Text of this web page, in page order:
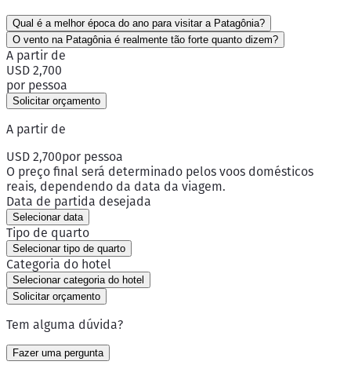
Qual é a melhor época do ano para visitar a Patagônia?
O vento na Patagônia é realmente tão forte quanto dizem?
A partir de
USD 2,700
por pessoa
Solicitar orçamento
A partir de
USD 2,700por pessoa
O preço final será determinado pelos voos domésticos
reais, dependendo da data da viagem.
Data de partida desejada
Selecionar data
Tipo de quarto
Selecionar tipo de quarto
Categoria do hotel
Selecionar categoria do hotel
Solicitar orçamento
Tem alguma dúvida?
Fazer uma pergunta